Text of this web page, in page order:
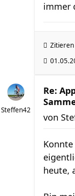
immer
Zitieren
Steffen42
Re:
von
heute,